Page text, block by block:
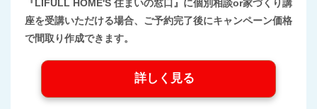
『LIFULL HOME'S 住まいの窓口』に個別相談or家づくり講
座を受講いただける場合、ご予約完了後にキャンペーン価格
で間取り作成できます。
詳しく見る